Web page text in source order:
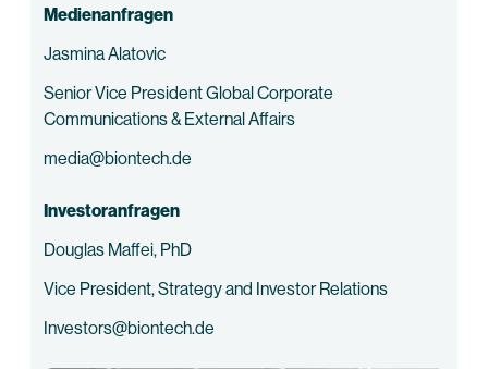
Medienanfragen
Jasmina Alatovic
Senior Vice President Global Corporate
Communications & External Affairs
media@biontech.de
Investoranfragen
Douglas Maffei, PhD
Vice President, Strategy and Investor Relations
Investors@biontech.de